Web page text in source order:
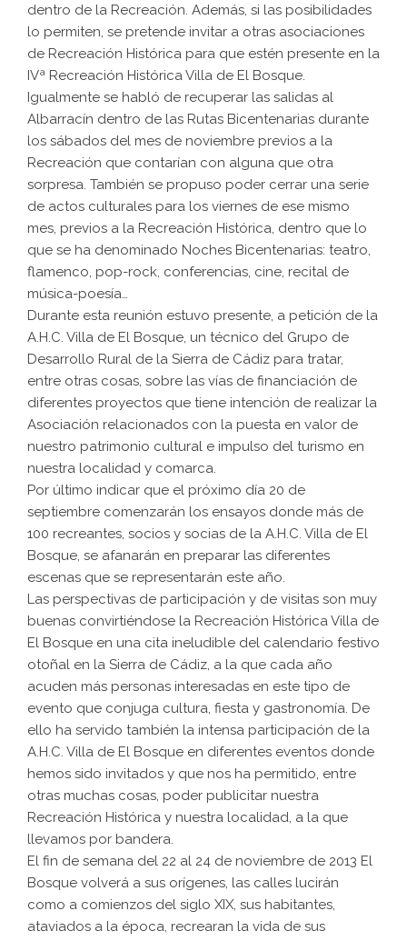
dentro de la Recreación. Además, si las posibilidades
lo permiten, se pretende invitar a otras asociaciones
de Recreación Histórica para que estén presente en la
IVª Recreación Histórica Villa de El Bosque.
Igualmente se habló de recuperar las salidas al
Albarracín dentro de las Rutas Bicentenarias durante
los sábados del mes de noviembre previos a la
Recreación que contarían con alguna que otra
sorpresa. También se propuso poder cerrar una serie
de actos culturales para los viernes de ese mismo
mes, previos a la Recreación Histórica, dentro que lo
que se ha denominado Noches Bicentenarias: teatro,
flamenco, pop-rock, conferencias, cine, recital de
música-poesía…
Durante esta reunión estuvo presente, a petición de la
A.H.C. Villa de El Bosque, un técnico del Grupo de
Desarrollo Rural de la Sierra de Cádiz para tratar,
entre otras cosas, sobre las vías de financiación de
diferentes proyectos que tiene intención de realizar la
Asociación relacionados con la puesta en valor de
nuestro patrimonio cultural e impulso del turismo en
nuestra localidad y comarca.
Por último indicar que el próximo día 20 de
septiembre comenzarán los ensayos donde más de
100 recreantes, socios y socias de la A.H.C. Villa de El
Bosque, se afanarán en preparar las diferentes
escenas que se representarán este año.
Las perspectivas de participación y de visitas son muy
buenas convirtiéndose la Recreación Histórica Villa de
El Bosque en una cita ineludible del calendario festivo
otoñal en la Sierra de Cádiz, a la que cada año
acuden más personas interesadas en este tipo de
evento que conjuga cultura, fiesta y gastronomía. De
ello ha servido también la intensa participación de la
A.H.C. Villa de El Bosque en diferentes eventos donde
hemos sido invitados y que nos ha permitido, entre
otras muchas cosas, poder publicitar nuestra
Recreación Histórica y nuestra localidad, a la que
llevamos por bandera.
El fin de semana del 22 al 24 de noviembre de 2013 El
Bosque volverá a sus orígenes, las calles lucirán
como a comienzos del siglo XIX, sus habitantes,
ataviados a la época, recrearan la vida de sus